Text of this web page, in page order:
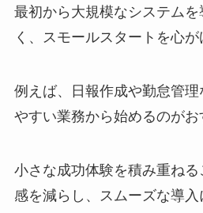
最初から大規模なシステム
く、スモールスタートを心が
例えば、日報作成や勤怠管
やすい業務から始めるのがお
小さな成功体験を積み重ね
感を減らし、スムーズな導入